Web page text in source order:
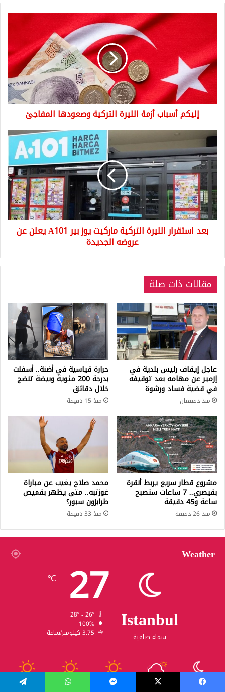
أزمة
الليرة
التركية
وصعودها
المفاجئ
إليكم أسباب أزمة الليرة التركية وصعودها المفاجئ
بعد
استقرار
الليرة
التركية
ماركيت
يوز
بير
A101
يعلن
بعد استقرار الليرة التركية ماركيت يوز بير A101 يعلن عن
عروضه الجديدة
مقالات ذات صلة
عاجل إيقاف رئيس بلدية في
إزمير عن مهامه بعد توقيفه
في قضية فساد ورشوة
منذ دقيقتان
حرارة قياسية في أضنة.. أسفلت
بدرجة 200 مئوية وبيضة تنضج
خلال دقائق
منذ 15 دقيقة
مشروع قطار سريع يربط أنقرة
بقيصري.. 7 ساعات ستصبح
ساعة و45 دقيقة
منذ 26 دقيقة
محمد صلاح يغيب عن مباراة
غوزتبه.. متى يظهر بقميص
طرابزون سبور؟
منذ 33 دقيقة
Weather
Istanbul
سماء صافية
27
℃
100%
3.75 كيلومتر/ساعة
28
31
31
℃
30
℃
31
℃